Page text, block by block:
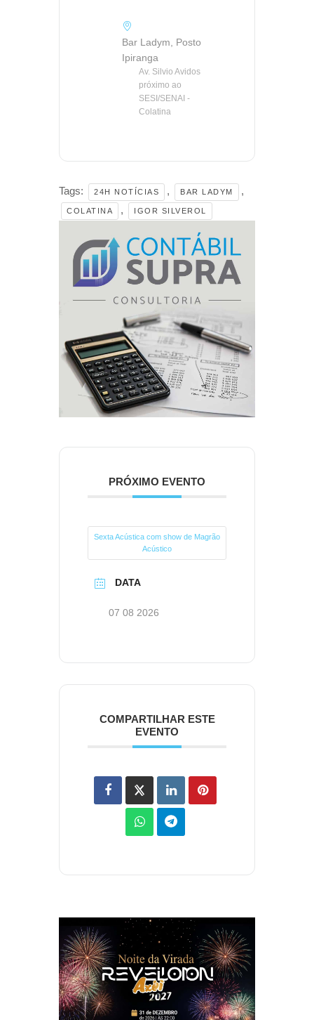
Bar Ladym, Posto
Ipiranga
Av. Silvio Avidos
próximo ao
SESI/SENAI -
Colatina
Tags: 24H NOTÍCIAS , BAR LADYM ,
COLATINA , IGOR SILVEROL
PRÓXIMO EVENTO
Sexta Acústica com show de Magrão
Acústico
DATA
07 08 2026
COMPARTILHAR ESTE
EVENTO